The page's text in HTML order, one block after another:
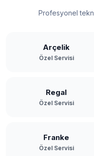
Zeytinburnu
Profesyonel
Arçelik
Özel Servisi
Regal
Özel Servisi
Franke
Özel Servisi